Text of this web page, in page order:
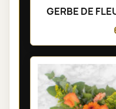
GERBE DE